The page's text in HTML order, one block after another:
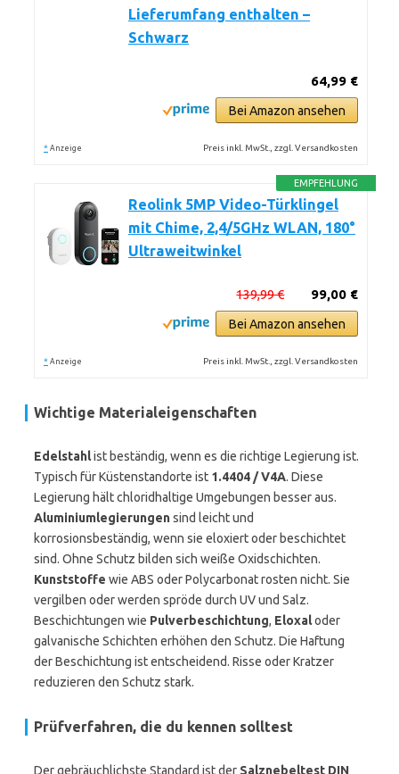
Lieferumfang enthalten –
Schwarz
64,99 €
Bei Amazon ansehen
* Anzeige Preis inkl. MwSt., zzgl. Versandkosten
EMPFEHLUNG
Reolink 5MP Video-Türklingel
mit Chime, 2,4/5GHz WLAN, 180°
Ultraweitwinkel
99,00 €
139,99 €
Bei Amazon ansehen
* Anzeige Preis inkl. MwSt., zzgl. Versandkosten
Wichtige Materialeigenschaften
Edelstahlist beständig, wenn es die richtige Legierung ist.
Typisch für Küstenstandorte ist 1.4404 / V4A. Diese
Legierung hält chloridhaltige Umgebungen besser aus.
Aluminiumlegierungensind leicht und
korrosionsbeständig, wenn sie eloxiert oder beschichtet
sind. Ohne Schutz bilden sich weiße Oxidschichten.
Kunststoffe wie ABS oder Polycarbonat rosten nicht. Sie
vergilben oder werden spröde durch UV und Salz.
Beschichtungen wie Pulverbeschichtung, Eloxaloder
galvanische Schichten erhöhen den Schutz. Die Haftung
der Beschichtung ist entscheidend. Risse oder Kratzer
reduzieren den Schutz stark.
Prüfverfahren, die du kennen solltest
Der gebräuchlichste Standard ist der Salznebeltest DIN